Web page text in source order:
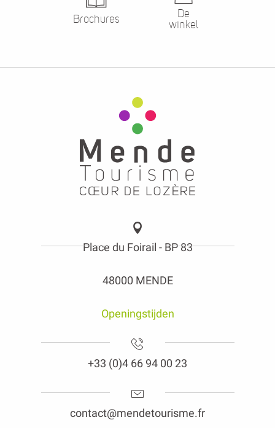
Brochures
De
winkel
Place du Foirail - BP 83
48000 MENDE
Openingstijden
+33 (0)4 66 94 00 23
contact@mendetourisme.fr